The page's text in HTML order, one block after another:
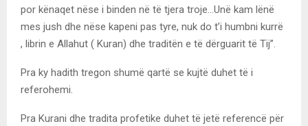
por kënaqet nëse i binden në të tjera troje…Unë kam lënë
mes jush dhe nëse kapeni pas tyre, nuk do t’i humbni kurrë
, librin e Allahut ( Kuran) dhe traditën e të dërguarit të Tij”.
Pra ky hadith tregon shumë qartë se kujtë duhet të i
referohemi.
Pra Kurani dhe tradita profetike duhet të jetë referencë për